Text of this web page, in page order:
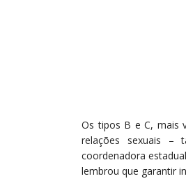
Os tipos B e C, mais
relações sexuais –
coordenadora
lembrou que garantir